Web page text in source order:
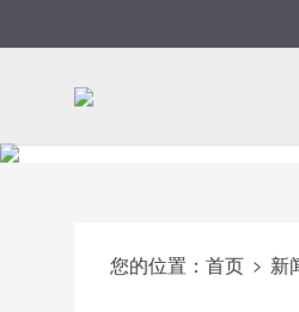
您的位置： 首页 新